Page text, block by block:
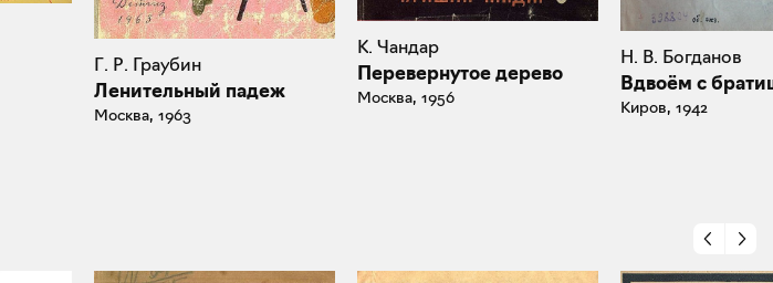
Г. Р. Граубин
Ленительный падеж
Москва, 1963
К. Чандар
Перевернутое дерево
Москва, 1956
Н. В. Богданов
Вдвоём с
Киров, 1942